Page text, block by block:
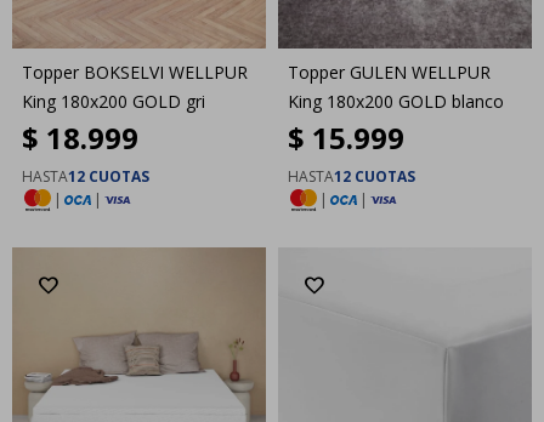
Topper BOKSELVI WELLPUR
King 180x200 GOLD gri
$ 18.999
HASTA12 CUOTAS
|
|
Topper GULEN WELLPUR
King 180x200 GOLD blanco
$ 15.999
HASTA12 CUOTAS
|
|